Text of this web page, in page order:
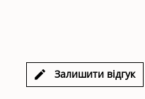
Залишити відгук